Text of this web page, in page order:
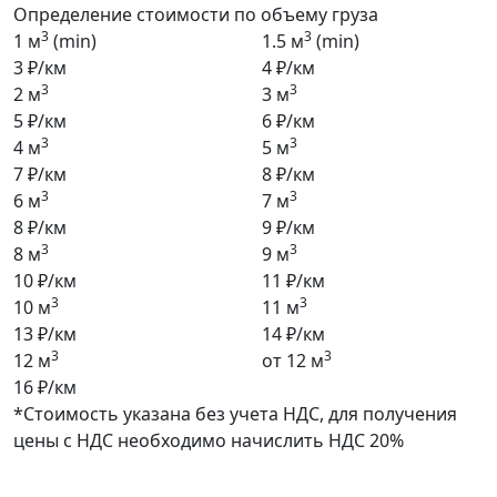
Определение стоимости по объему груза
1 м3 (min)
3 ₽/км
1.5 м3 (min)
4 ₽/км
2 м3
5 ₽/км
3 м3
6 ₽/км
4 м3
7 ₽/км
5 м3
8 ₽/км
6 м3
8 ₽/км
7 м3
9 ₽/км
8 м3
10 ₽/км
9 м3
11 ₽/км
10 м3
13 ₽/км
11 м3
14 ₽/км
12 м3
16 ₽/км
от 12 м3
*Стоимость указана без учета НДС, для получения
цены с НДС необходимо начислить НДС 20%